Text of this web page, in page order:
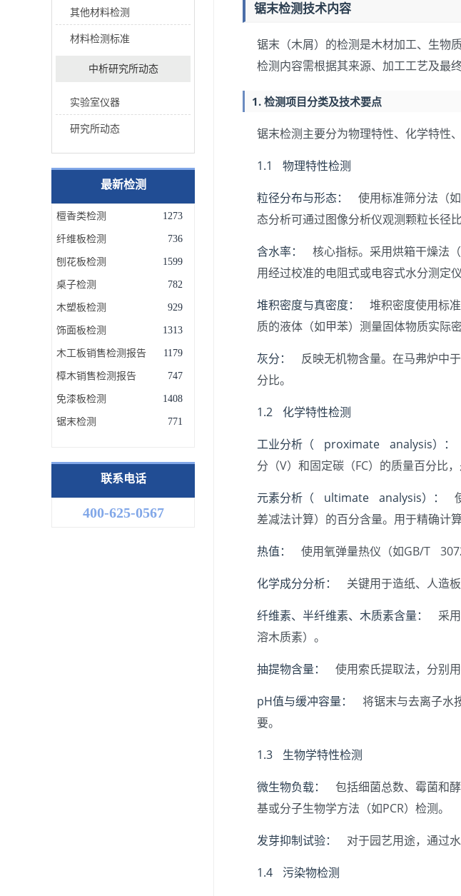
锯末检测技术内容
锯末（木屑）的检测是木材加工、生物
检测内容需根据其来源、加工工艺及最
1. 检测项目分类及技术要点
锯末检测主要分为物理特性、化学特性
1.1 物理特性检测
粒径分布与形态：
使用标准筛分法（
态分析可通过图像分析仪观测颗粒长径
含水率：
核心指标。采用烘箱干燥法
用经过校准的电阻式或电容式水分测定
堆积密度与真密度：
堆积密度使用标
质的液体（如甲苯）测量固体物质实际密
灰分：
反映无机物含量。在马弗炉中
分比。
1.2 化学特性检测
工业分析（ proximate analysis）：
分（V）和固定碳（FC）的质量百分比
元素分析（ ultimate analysis）：
差减法计算）的百分含量。用于精确计
热值： 使用氧弹量热仪（如GB/T
化学成分分析： 关键用于造纸、人造板
纤维素、半纤维素、木质素含量：
采
溶木质素）。
抽提物含量： 使用索氏提取法，分别
pH值与缓冲容量：
将锯末与去离子水
要。
1.3 生物学特性检测
微生物负载：
包括细菌总数、霉菌和
基或分子生物学方法（如PCR）检测。
发芽抑制试验： 对于园艺用途，通过
1.4 污染物检测
其他材料检测
材料检测标准
中析研究所动态
实验室仪器
研究所动态
最新检测
檀香类检测 1273
纤维板检测 736
刨花板检测 1599
桌子检测 782
木塑板检测 929
饰面板检测 1313
木工板销售检测报告 1179
樟木销售检测报告 747
免漆板检测 1408
锯末检测 771
联系电话
400-625-0567